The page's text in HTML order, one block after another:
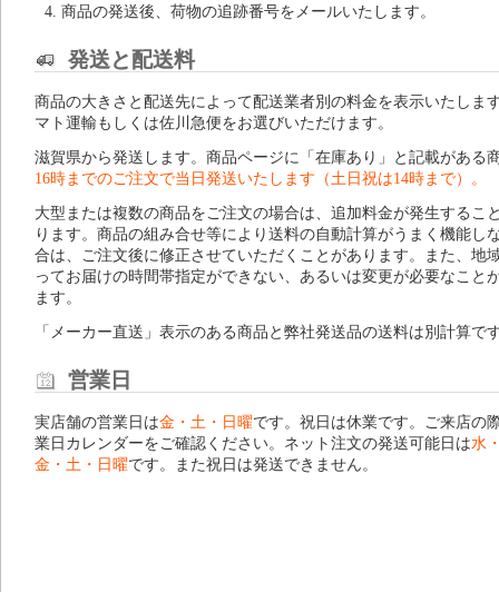
商品の発送後、荷物の追跡番号をメールいたします。
発送と配送料
商品の大きさと配送先によって配送業者別の料金を表示いたしま
マト運輸もしくは佐川急便をお選びいただけます。
滋賀県から発送します。商品ページに「在庫あり」と記載がある
16時までのご注文で当日発送いたします（土日祝は14時まで）。
大型または複数の商品をご注文の場合は、追加料金が発生するこ
ります。商品の組み合せ等により送料の自動計算がうまく機能し
合は、ご注文後に修正させていただくことがあります。また、地
ってお届けの時間帯指定ができない、あるいは変更が必要なこと
ます。
「メーカー直送」表示のある商品と弊社発送品の送料は別計算で
営業日
実店舗の営業日は金・土・日曜です。祝日は休業です。ご来店の
業日カレンダーをご確認ください。ネット注文の発送可能日は水
金・土・日曜です。また祝日は発送できません。